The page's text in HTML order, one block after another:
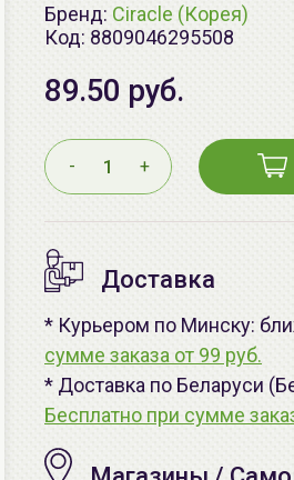
Бренд: Ciracle (Корея)
Код: 8809046295508
89.50 руб.
- +
Доставка
* Курьером по Минску:
сумме заказа от 99 руб.
* Доставка по Беларуси
Бесплатно при сумме